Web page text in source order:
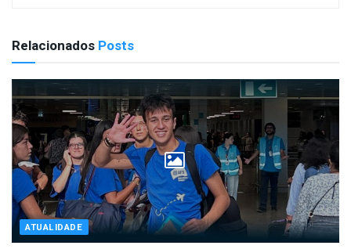
Relacionados Posts
ATUALIDADE